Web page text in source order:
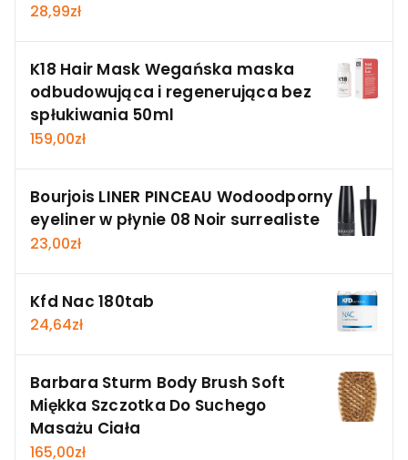
28,99zł
K18 Hair Mask Wegańska maska
odbudowująca i regenerująca bez
spłukiwania 50ml
159,00zł
Bourjois LINER PINCEAU Wodoodporny
eyeliner w płynie 08 Noir surrealiste
23,00zł
Kfd Nac 180tab
24,64zł
Barbara Sturm Body Brush Soft
Miękka Szczotka Do Suchego
Masażu Ciała
165,00zł